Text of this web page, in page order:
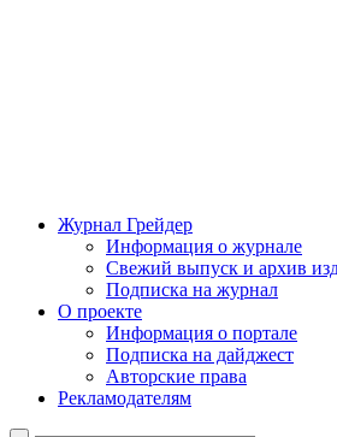
Журнал Грейдер
Информация о журнале
Свежий выпуск и архив
Подписка на журнал
О проекте
Информация о портале
Подписка на дайджест
Авторские права
Рекламодателям